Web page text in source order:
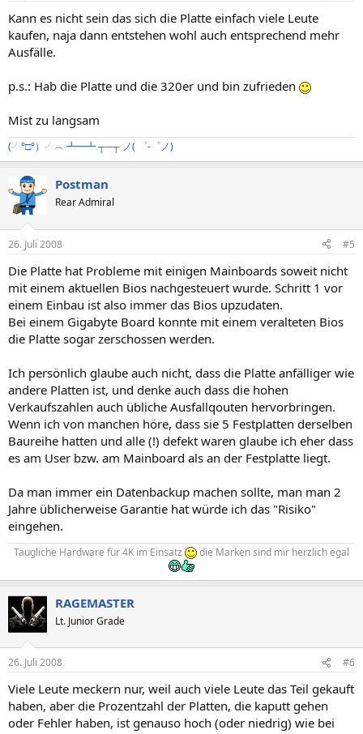
Kann es nicht sein das sich die Platte einfach viele Leute
kaufen, naja dann entstehen wohl auch entsprechend mehr
Ausfälle.
p.s.: Hab die Platte und die 320er und bin zufrieden
Mist zu langsam
(╯°□°）╯︵ ┻━┻┬─┬ ノ( ゜-゜ノ)
Postman
Rear Admiral
26. Juli 2008 #5
Die Platte hat Probleme mit einigen Mainboards soweit nicht
mit einem aktuellen Bios nachgesteuert wurde. Schritt 1 vor
einem Einbau ist also immer das Bios upzudaten.
Bei einem Gigabyte Board konnte mit einem veralteten Bios
die Platte sogar zerschossen werden.
Ich persönlich glaube auch nicht, dass die Platte anfälliger wie
andere Platten ist, und denke auch dass die hohen
Verkaufszahlen auch übliche Ausfallqouten hervorbringen.
Wenn ich von manchen höre, dass sie 5 Festplatten derselben
Baureihe hatten und alle (!) defekt waren glaube ich eher dass
es am User bzw. am Mainboard als an der Festplatte liegt.
Da man immer ein Datenbackup machen sollte, man man 2
Jahre üblicherweise Garantie hat würde ich das "Risiko"
eingehen.
Taugliche Hardware für 4K im Einsatz die Marken sind mir herzlich egal
RAGEMASTER
Lt. Junior Grade
26. Juli 2008 #6
Viele Leute meckern nur, weil auch viele Leute das Teil gekauft
haben, aber die Prozentzahl der Platten, die kaputt gehen
oder Fehler haben, ist genauso hoch (oder niedrig) wie bei